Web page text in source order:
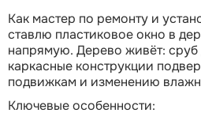
Как мастер по ремонту и
ставлю пластиковое окно в
напрямую. Дерево живёт: сруб
каркасные конструкции
подвижкам и изменению
Ключевые особенности: